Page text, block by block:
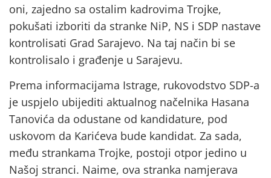
oni, zajedno sa ostalim kadrovima Trojke,
pokušati izboriti da stranke NiP, NS i SDP nastave
kontrolisati Grad Sarajevo. Na taj način bi se
kontrolisalo i građenje u Sarajevu.
Prema informacijama Istrage, rukovodstvo SDP-a
je uspjelo ubijediti aktualnog načelnika Hasana
Tanovića da odustane od kandidature, pod
uskovom da Karićeva bude kandidat. Za sada,
među strankama Trojke, postoji otpor jedino u
Našoj stranci. Naime, ova stranka namjerava